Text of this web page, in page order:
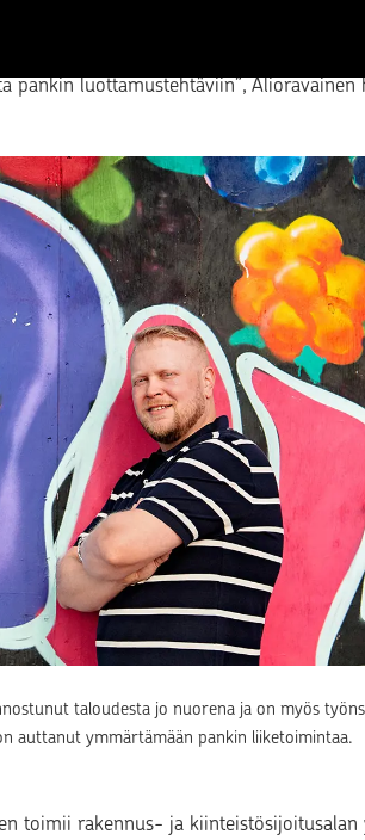
en koskaan edes tavannut, mutta
pankin luottamustehtäviin”, Alioravainen
taloudesta jo nuorena ja on myös
auttanut ymmärtämään pankin liiketoimintaa.
toimii rakennus- ja